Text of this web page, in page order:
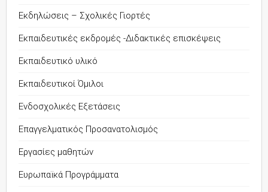
Εκδηλώσεις – Σχολικές Γιορτές
Εκπαιδευτικές εκδρομές -Διδακτικές επισκέψεις
Εκπαιδευτικό υλικό
Εκπαιδευτικοί Όμιλοι
Ενδοσχολικές Εξετάσεις
Επαγγελματικός Προσανατολισμός
Εργασίες μαθητών
Ευρωπαϊκά Προγράμματα